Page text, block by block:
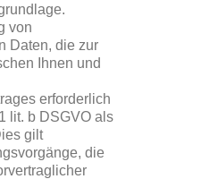
von
Daten, die zur
Ihnen und
erforderlich
lit. b DSGVO als
gilt
die